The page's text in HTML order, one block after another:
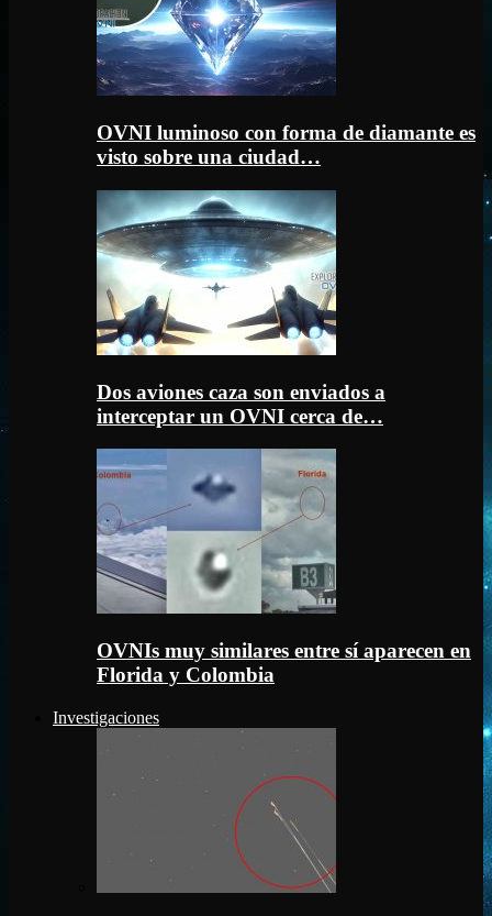
OVNI luminoso con forma de diamante es
visto sobre una ciudad…
Dos aviones caza son enviados a
interceptar un OVNI cerca de…
OVNIs muy similares entre sí aparecen en
Florida y Colombia
Investigaciones